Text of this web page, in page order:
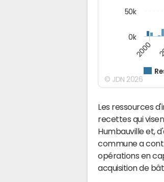
2000
0k
50k
© JDN 2026
Les ressources
recettes qui
Humbauville et,
commune a
opérations en
acquisition de